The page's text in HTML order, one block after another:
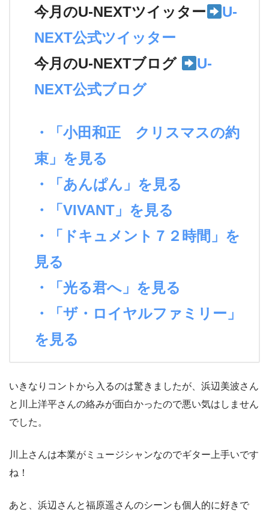
今月のU-NEXTツイッター
U-
NEXT公式ツイッター
今月のU-NEXTブログ
U-
NEXT公式ブログ
・「小田和正 クリスマスの約
束」を見る
・「あんぱん」を見る
・「VIVANT」を見る
・「ドキュメント７２時間」を
見る
・「光る君へ」を見る
・「ザ・ロイヤルファミリー」
を見る
いきなりコントから入るのは驚きましたが、浜辺美波さん
と川上洋平さんの絡みが面白かったので悪い気はしません
でした。
川上さんは本業がミュージシャンなのでギター上手いです
ね！
あと、浜辺さんと福原遥さんのシーンも個人的に好きで